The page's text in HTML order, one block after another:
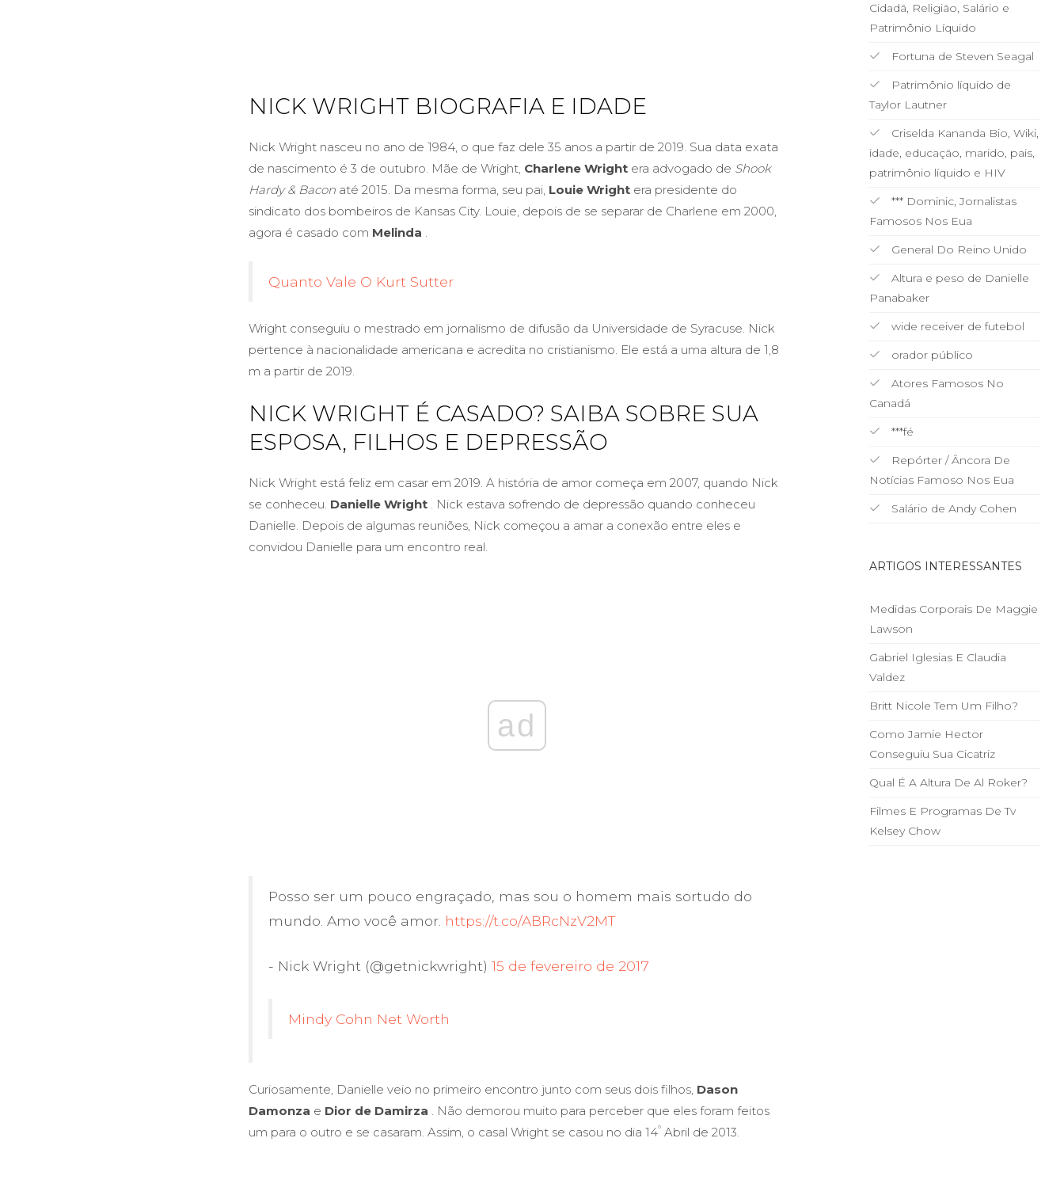
NICK WRIGHT BIOGRAFIA E IDADE
Nick Wright nasceu no ano de 1984, o que faz dele 35 anos a partir de 2019. Sua data exata
de nascimento é 3 de outubro. Mãe de Wright, Charlene Wrightera advogado de Shook
Hardy & Baconaté 2015. Da mesma forma, seu pai, Louie Wrightera presidente do
sindicato dos bombeiros de Kansas City. Louie, depois de se separar de Charlene em 2000,
agora é casado com Melinda .
Quanto Vale O Kurt Sutter
Wright conseguiu o mestrado em jornalismo de difusão da Universidade de Syracuse. Nick
pertence à nacionalidade americana e acredita no cristianismo. Ele está a uma altura de 1,8
m a partir de 2019.
NICK WRIGHT É CASADO? SAIBA SOBRE SUA
ESPOSA, FILHOS E DEPRESSÃO
Nick Wright está feliz em casar em 2019. A história de amor começa em 2007, quando Nick
se conheceu. Danielle Wright. Nick estava sofrendo de depressão quando conheceu
Danielle. Depois de algumas reuniões, Nick começou a amar a conexão entre eles e
convidou Danielle para um encontro real.
ad
Posso ser um pouco engraçado, mas sou o homem mais sortudo do
mundo. Amo você amor. https://t.co/ABRcNzV2MT
- Nick Wright (@getnickwright) 15 de fevereiro de 2017
Mindy Cohn Net Worth
Curiosamente, Danielle veio no primeiro encontro junto com seus dois filhos, Dason
Damonza e Dior de Damirza . Não demorou muito para perceber que eles foram feitos
um para o outro e se casaram. Assim, o casal Wright se casou no dia 14ºAbril de 2013.
Cidadã, Religião, Salário e
Patrimônio Líquido
Fortuna de Steven Seagal
Patrimônio líquido de
Taylor Lautner
Criselda Kananda Bio, Wiki,
idade, educação, marido, pais,
patrimônio líquido e HIV
*** Dominic, Jornalistas
Famosos Nos Eua
General Do Reino Unido
Altura e peso de Danielle
Panabaker
wide receiver de futebol
orador público
Atores Famosos No
Canadá
***fé
Repórter / Âncora De
Notícias Famoso Nos Eua
Salário de Andy Cohen
ARTIGOS INTERESSANTES
Medidas Corporais De Maggie
Lawson
Gabriel Iglesias E Claudia
Valdez
Britt Nicole Tem Um Filho?
Como Jamie Hector
Conseguiu Sua Cicatriz
Qual É A Altura De Al Roker?
Filmes E Programas De Tv
Kelsey Chow